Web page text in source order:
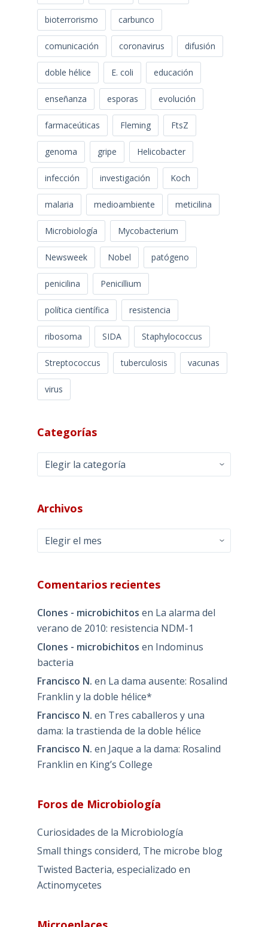
bioterrorismo carbunco
comunicación coronavirus difusión
doble hélice E. coli educación
enseñanza esporas evolución
farmaceúticas Fleming FtsZ
genoma gripe Helicobacter
infección investigación Koch
malaria medioambiente meticilina
Microbiología Mycobacterium
Newsweek Nobel patógeno
penicilina Penicillium
política científica resistencia
ribosoma SIDA Staphylococcus
Streptococcus tuberculosis vacunas
virus
Categorías
Categorías
Archivos
Archivos
Comentarios recientes
Clones - microbichitos en La alarma del
verano de 2010: resistencia NDM-1
Clones - microbichitos en Indominus
bacteria
Francisco N. en La dama ausente: Rosalind
Franklin y la doble hélice*
Francisco N. en Tres caballeros y una
dama: la trastienda de la doble hélice
Francisco N. en Jaque a la dama: Rosalind
Franklin en King’s College
Foros de Microbiología
Curiosidades de la Microbiología
Small things considerd, The microbe blog
Twisted Bacteria, especializado en
Actinomycetes